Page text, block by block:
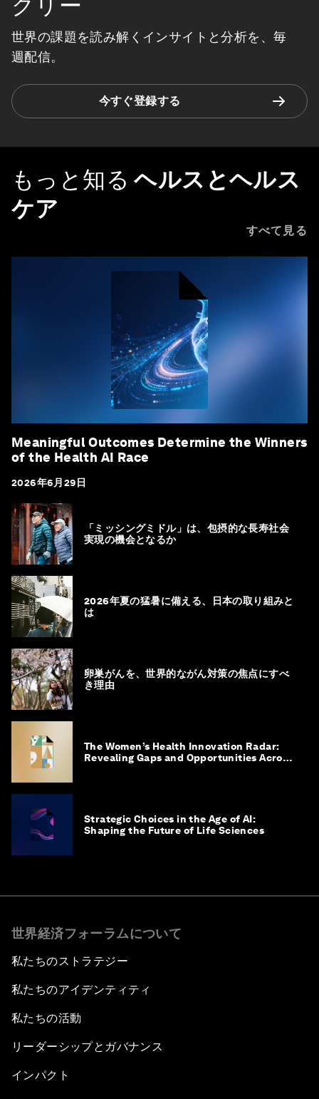
世界の課題を読み解くインサイトと分析を、毎
週配信。
今すぐ登録する
もっと知る ヘルスとヘルス
ケア
すべて見る
Meaningful Outcomes Determine the Winners
of the Health AI Race
2026年6月29日
「ミッシングミドル」は、包摂的な長寿社会
実現の機会となるか
2026年夏の猛暑に備える、日本の取り組みと
は
卵巣がんを、世界的ながん対策の焦点にすべ
き理由
The Women’s Health Innovation Radar:
Revealing Gaps and Opportunities Across
Strategic Choices in the Age of AI:
Shaping the Future of Life Sciences
世界経済フォーラムについて
私たちのストラテジー
私たちのアイデンティティ
私たちの活動
リーダーシップとガバナンス
インパクト